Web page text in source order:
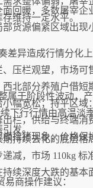
维持一定水平。
回暖，多数屠宰企
货源偏紧区域出现
差异造成行情分化
压栏观望，市场可
西北部分养殖户借短
小幅宽松；持平区域
栏，供给与终端消
抢猪现象，价格保
属于阶段性波动，
下行行情由高温淡
引发。
持续去化的底层格
减，市场 110kg 标
续深度大跌的基本
商操作建议：